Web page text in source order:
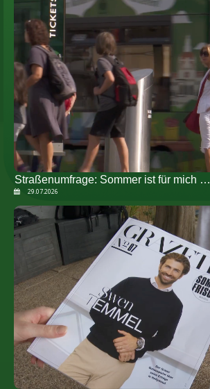
Straßenumfrage: Sommer ist für mich …
29.07.2026